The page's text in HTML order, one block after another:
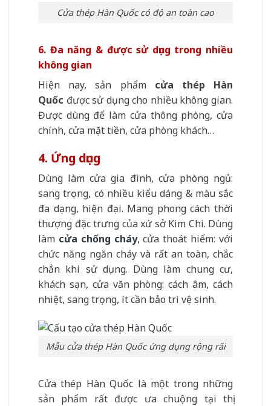
Cửa thép Hàn Quốc có độ an toàn cao
6. Đa năng & được sử dụng trong nhiều
không gian
Hiện nay, sản phẩm cửa thép Hàn
Quốc được sử dụng cho nhiều không gian.
Được dùng để làm cửa thông phòng, cửa
chính, cửa mặt tiền, cửa phòng khách…
4. Ứng dụng
Dùng làm cửa gia đình, cửa phòng ngủ:
sang trọng, có nhiều kiểu dáng & màu sắc
đa dạng, hiện đại. Mang phong cách thời
thượng đặc trưng của xứ sở Kim Chi. Dùng
làm cửa chống cháy, cửa thoát hiểm: với
chức năng ngăn cháy và rất an toàn, chắc
chắn khi sử dụng. Dùng làm chung cư,
khách sạn, cửa văn phòng: cách âm, cách
nhiệt, sang trọng, ít cần bảo trì vệ sinh.
Mẫu cửa thép Hàn Quốc ứng dụng rộng rãi
Cửa thép Hàn Quốc là một trong những
sản phẩm rất được ưa chuộng tại thị